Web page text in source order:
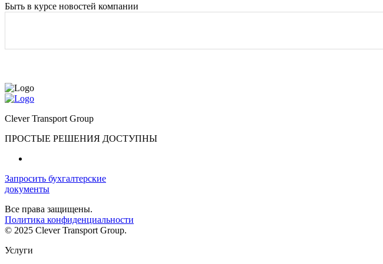
Быть в курсе новостей компании
Clever Transport Group
ПРОСТЫЕ РЕШЕНИЯ ДОСТУПНЫ
Запросить бухгалтерские
документы
Все права защищены.
Политика конфиденциальности
© 2025 Clever Transport Group.
Услуги